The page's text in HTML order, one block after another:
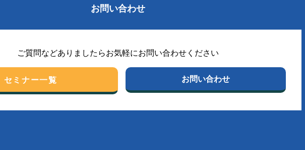
お問い合わせ
ご質問などありましたらお気軽にお問い合わせください
セミナー一覧 お問い合わせ